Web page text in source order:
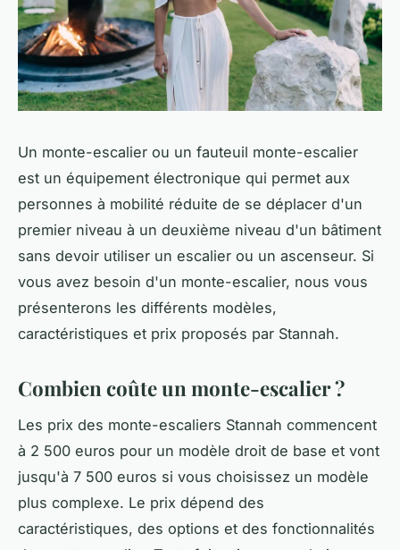
Un monte-escalier ou un fauteuil monte-escalier
est un équipement électronique qui permet aux
personnes à mobilité réduite de se déplacer d'un
premier niveau à un deuxième niveau d'un bâtiment
sans devoir utiliser un escalier ou un ascenseur. Si
vous avez besoin d'un monte-escalier, nous vous
présenterons les différents modèles,
caractéristiques et prix proposés par Stannah.
Combien coûte un monte-escalier ?
Les prix des monte-escaliers Stannah commencent
à 2 500 euros pour un modèle droit de base et vont
jusqu'à 7 500 euros si vous choisissez un modèle
plus complexe. Le prix dépend des
caractéristiques, des options et des fonctionnalités